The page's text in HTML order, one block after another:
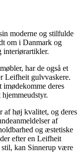
moderne og stilfulde
om i Danmark og
interiørartikler.
har de også et
Leifheit gulvvaskere.
deres
af høj kvalitet, og deres
af
og æstetiske
efter en Leifheit
kan Sinnerup være